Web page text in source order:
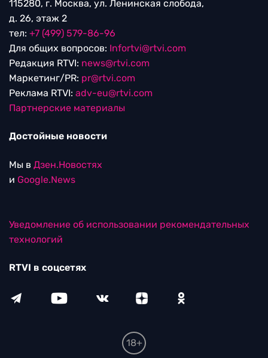
115280, г. Москва, ул. Ленинская слобода,
д. 26, этаж 2
тел: +7 (499) 579-86-96
Для общих вопросов: Infortvi@rtvi.com
Редакция RTVI: news@rtvi.com
Маркетинг/PR: pr@rtvi.com
Реклама RTVI: adv-eu@rtvi.com
Партнерские материалы
Достойные новости
Мы в Дзен.Новостях
и Google.News
Уведомление об использовании рекомендательных
технологий
RTVI в соцсетях
18+